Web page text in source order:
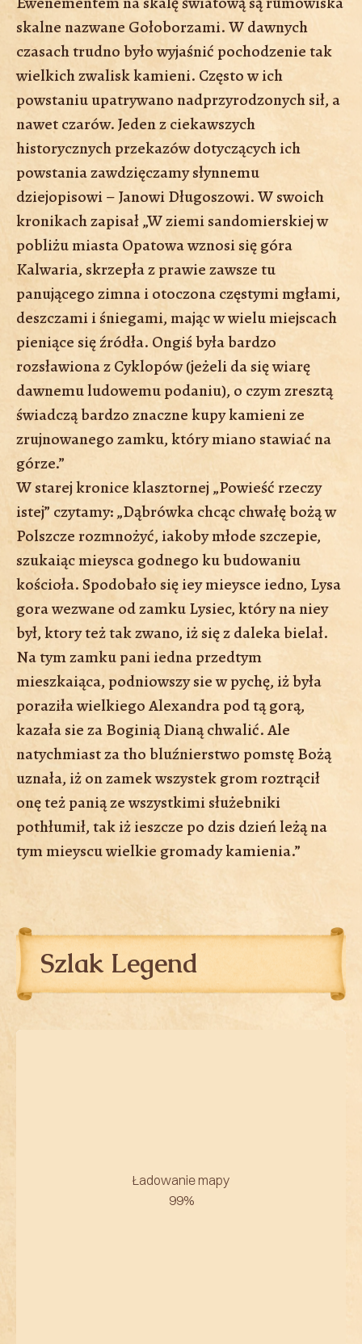
skalne nazwane Gołoborzami. W dawnych
czasach trudno było wyjaśnić pochodzenie tak
wielkich zwalisk kamieni. Często w ich
powstaniu upatrywano nadprzyrodzonych sił, a
nawet czarów. Jeden z ciekawszych
historycznych przekazów dotyczących ich
powstania zawdzięczamy słynnemu
dziejopisowi – Janowi Długoszowi. W swoich
kronikach zapisał „W ziemi sandomierskiej w
pobliżu miasta Opatowa wznosi się góra
Kalwaria, skrzepła z prawie zawsze tu
panującego zimna i otoczona częstymi mgłami,
deszczami i śniegami, mając w wielu miejscach
pieniące się źródła. Ongiś była bardzo
rozsławiona z Cyklopów (jeżeli da się wiarę
dawnemu ludowemu podaniu), o czym zresztą
świadczą bardzo znaczne kupy kamieni ze
zrujnowanego zamku, który miano stawiać na
górze.”
W starej kronice klasztornej „Powieść rzeczy
istej” czytamy: „Dąbrówka chcąc chwałę bożą w
Polszcze rozmnożyć, iakoby młode szczepie,
szukaiąc mieysca godnego ku budowaniu
kościoła. Spodobało się iey mieysce iedno, Lysa
gora wezwane od zamku Lysiec, który na niey
był, ktory też tak zwano, iż się z daleka bielał.
Na tym zamku pani iedna przedtym
mieszkaiąca, podniowszy sie w pychę, iż była
poraziła wielkiego Alexandra pod tą gorą,
kazała sie za Boginią Dianą chwalić. Ale
natychmiast za tho bluźnierstwo pomstę Bożą
uznała, iż on zamek wszystek grom roztrącił
onę też panią ze wszystkimi służebniki
pothłumił, tak iż ieszcze po dzis dzień leżą na
tym mieyscu wielkie gromady kamienia.”
Szlak Legend